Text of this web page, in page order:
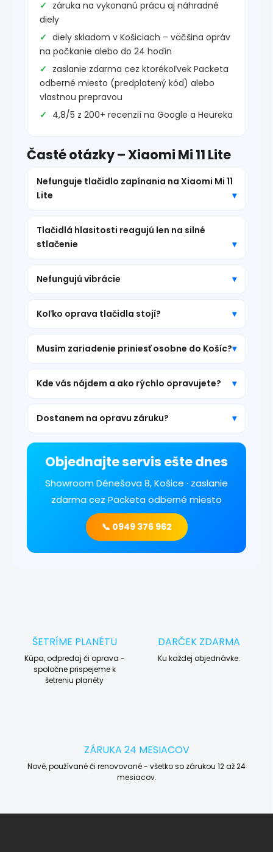
záruka na vykonanú prácu aj náhradné
diely
diely skladom v Košiciach – väčšina opráv
na počkanie alebo do 24 hodín
zaslanie zdarma cez ktorékoľvek Packeta
odberné miesto (predplatený kód) alebo
vlastnou prepravou
4,8/5 z 200+ recenzií na Google a Heureka
Časté otázky – Xiaomi Mi 11 Lite
Nefunguje tlačidlo zapínania na Xiaomi Mi 11
Lite
Tlačidlá hlasitosti reagujú len na silné
stlačenie
Nefungujú vibrácie
Koľko oprava tlačidla stojí?
Musím zariadenie priniesť osobne do Košíc?
Kde vás nájdem a ako rýchlo opravujete?
Dostanem na opravu záruku?
Objednajte servis ešte dnes
Showroom Dénešova 8, Košice · zaslanie
zdarma cez Packeta odberné miesto
📞 0949 376 962
ŠETRÍME PLANÉTU
Kúpa, odpredaj či oprava -
spoločne prispejeme k
šetreniu planéty
DARČEK ZDARMA
Ku každej objednávke.
ZÁRUKA 24 MESIACOV
Nové, používané či renovované - všetko so zárukou 12 až 24
mesiacov.